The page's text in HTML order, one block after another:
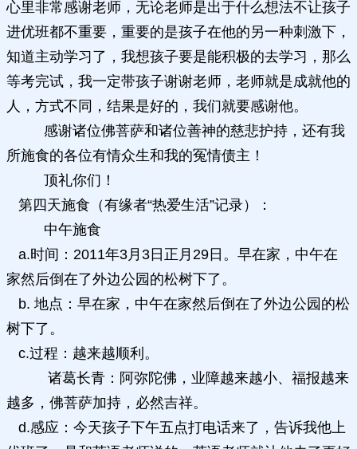
心里非常感谢老师，无论老师是出于什么想法不让孩子
进优班都不重要，重要的是孩子在他的另一种刺激下，
知道主动学习了，我想孩子要是能积极的去学习，那么
等考完试，我一定带孩子谢谢老师，老师就是成就他的
人，方式不同，结果是好的，我们就要感谢他。
感谢诸位佛菩萨和诸位善神的慈悲护持，还有我
所施食的各位有情众生和我的冤情债主！
顶礼你们！
第四天施食（有缘者“热爱生活”记录）：
中午施食
a.时间：2011年3月3日正月29日。早在家，中午在
家然后倒在了外边公园的松树下了。
b. 地点：早在家，中午在家然后倒在了外边公园的松
树下了。
c.过程：越来越顺利。
诸葛长青：阿弥陀佛，业障越来越小、福报越来
越多，佛菩萨加持，必然吉祥。
d.感应：今天孩子下午五点打电话来了，告诉我他上